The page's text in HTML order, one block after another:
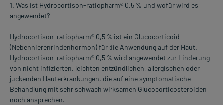
1. Was ist Hydrocortison-ratiopharm® 0,5 % und wofür wird es
angewendet?
Hydrocortison-ratiopharm® 0,5 % ist ein Glucocorticoid
(Nebennierenrindenhormon) für die Anwendung auf der Haut.
Hydrocortison-ratiopharm® 0,5 % wird angewendet zur Linderung
von nicht infizierten, leichten entzündlichen, allergischen oder
juckenden Hauterkrankungen, die auf eine symptomatische
Behandlung mit sehr schwach wirksamen Glucocorticosteroiden
noch ansprechen.